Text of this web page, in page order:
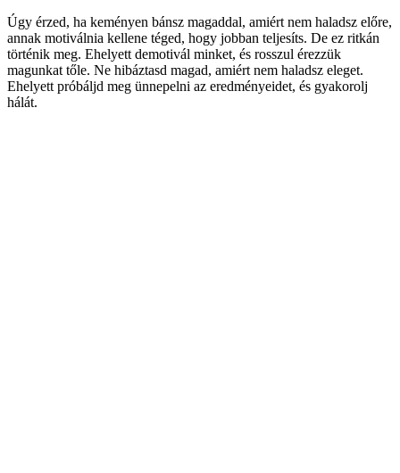
Úgy érzed, ha keményen bánsz magaddal, amiért nem haladsz előre,
annak motiválnia kellene téged, hogy jobban teljesíts. De ez ritkán
történik meg. Ehelyett demotivál minket, és rosszul érezzük
magunkat tőle. Ne hibáztasd magad, amiért nem haladsz eleget.
Ehelyett próbáljd meg ünnepelni az eredményeidet, és gyakorolj
hálát.